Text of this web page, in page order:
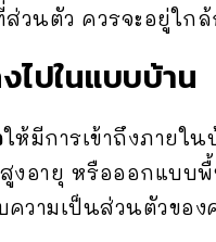
วนตัว ควรจะอยู่ใก
ไปในแบบบ้าน
ให้มีการเข้าถึงภายใ
งอายุ หรือออกแบบ
วามเป็นส่วนตัวขอ